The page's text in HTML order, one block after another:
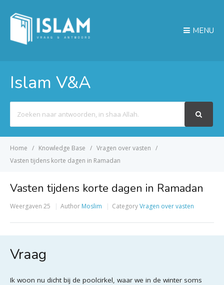
MENU
Islam V&A
For
Home Knowledge Base
Vragen over vasten
Vasten tijdens korte dagen in Ramadan
Vasten tijdens korte dagen in Ramadan
Weergaven 25 Author Moslim CategoryVragen over vasten
Vraag
Ik woon nu dicht bij de poolcirkel, waar we in de winter soms